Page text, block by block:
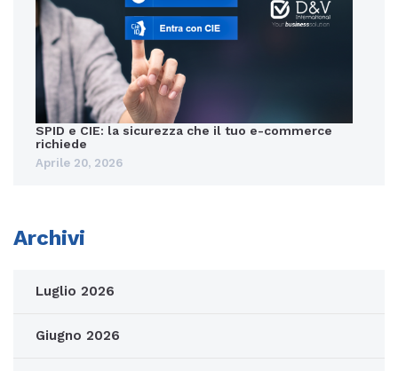
SPID e CIE: la sicurezza che il tuo e-commerce
richiede
Aprile 20, 2026
Archivi
Luglio 2026
Giugno 2026